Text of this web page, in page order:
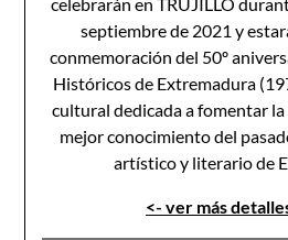
celebrarán en TRUJILLO
septiembre de 2021 y
conmemoración del 50º
Históricos de Extremadura
cultural dedicada a fomentar
mejor conocimiento del
artístico y literario de
<- ver más